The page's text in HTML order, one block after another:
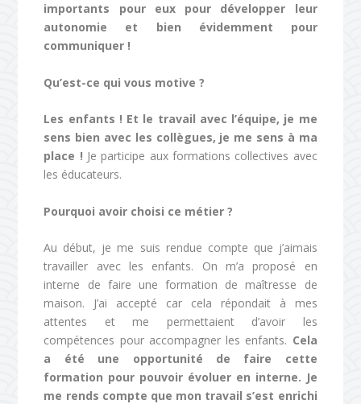
importants pour eux pour développer leur
autonomie et bien évidemment pour
communiquer !
Qu’est-ce qui vous motive ?
Les enfants ! Et le travail avec l’équipe, je me
sens bien avec les collègues, je me sens à ma
place ! Je participe aux formations collectives avec
les éducateurs.
Pourquoi avoir choisi ce métier ?
Au début, je me suis rendue compte que j’aimais
travailler avec les enfants. On m’a proposé en
interne de faire une formation de maîtresse de
maison. J’ai accepté car cela répondait à mes
attentes et me permettaient d’avoir les
compétences pour accompagner les enfants. Cela
a été une opportunité de faire cette
formation pour pouvoir évoluer en interne. Je
me rends compte que mon travail s’est enrichi